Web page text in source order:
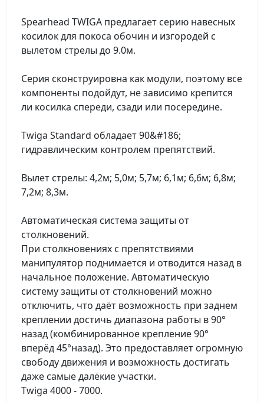
Spearhead TWIGA предлагает серию навесных
косилок для покоса обочин и изгородей с
вылетом стрелы до 9.0м.
Серия сконструировна как модули, поэтому все
компоненты подойдут, не зависимо крепится
ли косилка спереди, сзади или посередине.
Twiga Standard обладает 90&#186;
гидравлическим контролем препятствий.
Вылет стрелы: 4,2м; 5,0м; 5,7м; 6,1м; 6,6м; 6,8м;
7,2м; 8,3м.
Автоматическая система защиты от
столкновений.
При столкновениях с препятствиями
манипулятор поднимается и отводится назад в
начальное положение. Автоматическую
систему защиты от столкновений можно
отключить, что даёт возможность при заднем
креплении достичь диапазона работы в 90°
назад (комбинированное крепление 90°
вперёд 45°назад). Это предоставляет огромную
свободу движения и возможность достигать
даже самые далёкие участки.
Twiga 4000 - 7000.